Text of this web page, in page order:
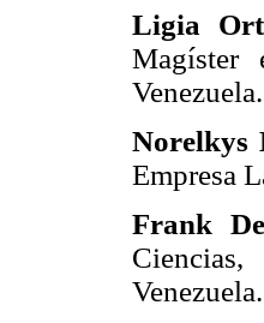
Ligia
Magíster
Norelkys
Empresa
Frank
Venezuela.